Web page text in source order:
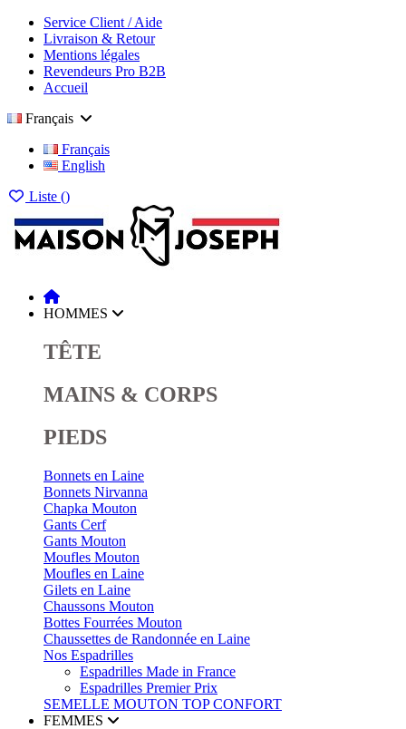
Service Client / Aide
Livraison & Retour
Mentions légales
Revendeurs Pro B2B
Accueil
Français
Français
English
Liste ()
HOMMES
TÊTE
MAINS & CORPS
PIEDS
Bonnets en Laine
Bonnets Nirvanna
Chapka Mouton
Gants Cerf
Gants Mouton
Moufles Mouton
Moufles en Laine
Gilets en Laine
Chaussons Mouton
Bottes Fourrées Mouton
Chaussettes de Randonnée en Laine
Nos Espadrilles
Espadrilles Made in France
Espadrilles Premier Prix
SEMELLE MOUTON TOP CONFORT
FEMMES